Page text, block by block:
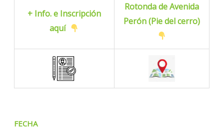
+ Info. e Inscripción
aquí
Rotonda de Avenida
Perón (Pie del cerro)
FECHA: